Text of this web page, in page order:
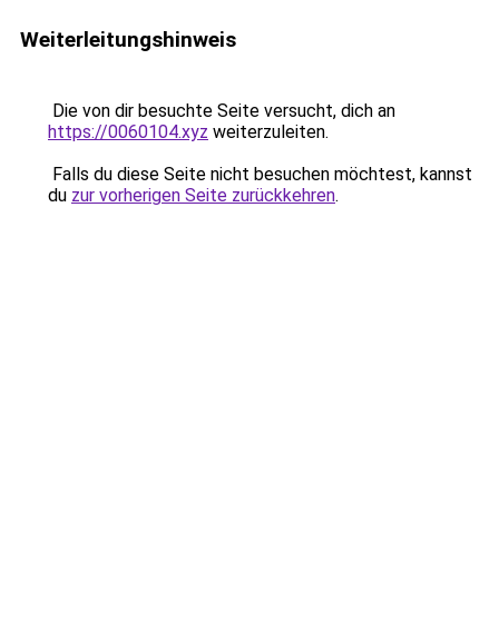
Weiterleitungshinweis
Die von dir besuchte Seite versucht, dich an
https://0060104.xyz weiterzuleiten.
Falls du diese Seite nicht besuchen möchtest, kannst
du zur vorherigen Seite zurückkehren.